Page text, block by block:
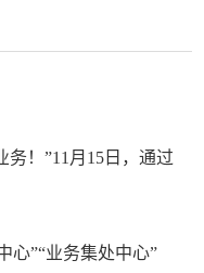
！”11月15日，通过
心”“业务集处中心”